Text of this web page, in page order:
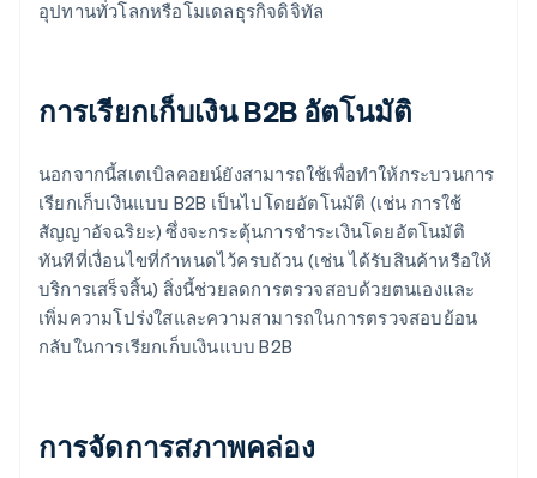
อุปทานทั่วโลกหรือโมเดลธุรกิจดิจิทัล
การเรียกเก็บเงิน B2B อัตโนมัติ
นอกจากนี้สเตเบิลคอยน์ยังสามารถใช้เพื่อทำให้กระบวนการ
เรียกเก็บเงินแบบ B2B เป็นไปโดยอัตโนมัติ (เช่น การใช้
สัญญาอัจฉริยะ) ซึ่งจะกระตุ้นการชำระเงินโดยอัตโนมัติ
ทันทีที่เงื่อนไขที่กำหนดไว้ครบถ้วน (เช่น ได้รับสินค้าหรือให้
บริการเสร็จสิ้น) สิ่งนี้ช่วยลดการตรวจสอบด้วยตนเองและ
เพิ่มความโปร่งใสและความสามารถในการตรวจสอบย้อน
กลับในการเรียกเก็บเงินแบบ B2B
การจัดการสภาพคล่อง